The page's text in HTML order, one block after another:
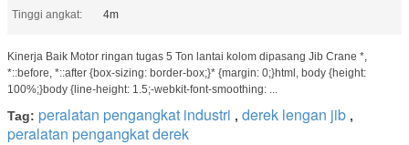
Tinggi angkat: 4m
Kinerja Baik Motor ringan tugas 5 Ton lantai kolom dipasang Jib Crane *,
*::before, *::after {box-sizing: border-box;}* {margin: 0;}html, body {height:
100%;}body {line-height: 1.5;-webkit-font-smoothing: ...
Tag: peralatan pengangkat industri , derek lengan jib ,
peralatan pengangkat derek